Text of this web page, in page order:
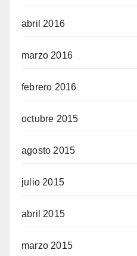
abril 2016
marzo 2016
febrero 2016
octubre 2015
agosto 2015
julio 2015
abril 2015
marzo 2015